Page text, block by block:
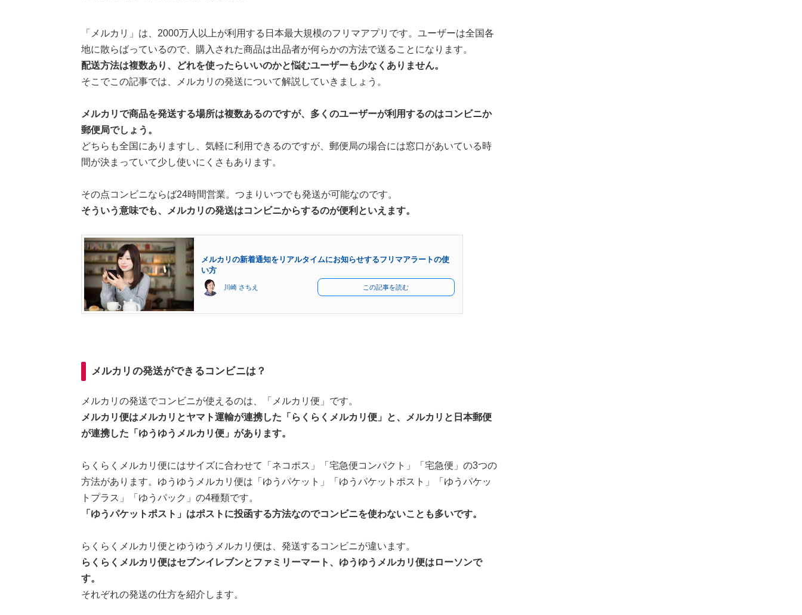
「メルカリ」は、2000万人以上が利用する日本最大規模のフリマアプリです。ユーザーは全国各
地に散らばっているので、購入された商品は出品者が何らかの方法で送ることになります。
配送方法は複数あり、どれを使ったらいいのかと悩むユーザーも少なくありません。
そこでこの記事では、メルカリの発送について解説していきましょう。
メルカリで商品を発送する場所は複数あるのですが、多くのユーザーが利用するのはコンビニか
郵便局でしょう。
どちらも全国にありますし、気軽に利用できるのですが、郵便局の場合には窓口があいている時
間が決まっていて少し使いにくさもあります。
その点コンビニならば24時間営業。つまりいつでも発送が可能なのです。
そういう意味でも、メルカリの発送はコンビニからするのが便利といえます。
メルカリの新着通知をリアルタイムにお知らせするフリマアラートの使
い方
川崎 さちえ この記事を読む
メルカリの発送ができるコンビニは？
メルカリの発送でコンビニが使えるのは、「メルカリ便」です。
メルカリ便はメルカリとヤマト運輸が連携した「らくらくメルカリ便」と、メルカリと日本郵便
が連携した「ゆうゆうメルカリ便」があります。
らくらくメルカリ便にはサイズに合わせて「ネコポス」「宅急便コンパクト」「宅急便」の3つの
方法があります。ゆうゆうメルカリ便は「ゆうパケット」「ゆうパケットポスト」「ゆうパケッ
トプラス」「ゆうパック」の4種類です。
「ゆうパケットポスト」はポストに投函する方法なのでコンビニを使わないことも多いです。
らくらくメルカリ便とゆうゆうメルカリ便は、発送するコンビニが違います。
らくらくメルカリ便はセブンイレブンとファミリーマート、ゆうゆうメルカリ便はローソンで
す。
それぞれの発送の仕方を紹介します。